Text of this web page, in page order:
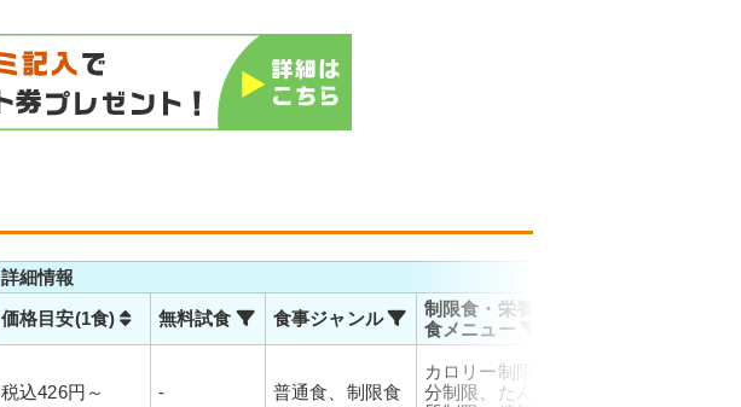
詳細情報
価格目安(1食)
無料試食 食事ジャンル
制限食・栄養調整
食メニュー
税込426円～ - 普通食、制限食
カロリー制限、塩
分制限、たんぱく